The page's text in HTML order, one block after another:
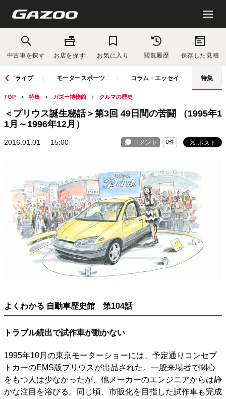
中古車を探す お店を探す お気に入り 閲覧履歴 保存した見積
ドライブ モータースポーツ コラム・エッセイ 特集
TOP 特集 ガズー博物館 クルマの歴史
＜プリウス誕生秘話＞第3回 49日間の苦闘 （1995年1
1月～1996年12月）
2016.01.01 15:00
よくわかる 自動車歴史館 第104話
トラブル続出で試作車が動かない
1995年10月の東京モーターショーには、予定通りコンセプ
トカーのEMS版プリウスが出品された。一般来場者で関心
をもつ人は少なかったが、他メーカーのエンジニアからは静
かな注目を浴びる。同じ頃、市販化を目指した試作車も完成